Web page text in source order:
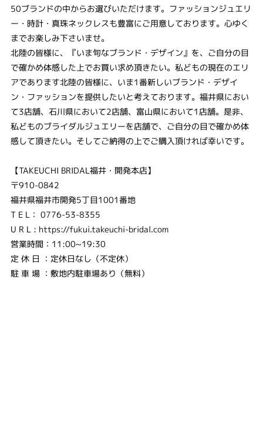
50ブランドの中からお選びいただけます。ファッションジュエリ
ー・時計・真珠ネックレスも豊富にご用意しております。心ゆく
までお楽しみ下さいませ。
北陸の皆様に、『いま旬なブランド・デザイン』を、ご自分の目
で確かめ体感した上でお買い求め頂きたい。私どもの現在のエリ
アであります北陸の皆様に、いま1番新しいブランド・デザイ
ン・ファッションを提供したいと考えております。福井県におい
て3店舗、石川県において2店舗、富山県において1店舗。是非、
私どものブライダルジュエリーを店舗で、ご自分の目で確かめ体
感して頂きたい。そしてご納得の上でご購入頂ければ幸いです。
【TAKEUCHI BRIDAL福井・開発本店】
〒910-0842
福井県福井市開発5丁目1001番地
T E L： 0776-53-8355
U R L : https://fukui.takeuchi-bridal.com
営業時間：11:00~19:30
定 休 日 ：定休日なし（不定休）
駐 車 場 ：敷地内駐車場あり（無料）